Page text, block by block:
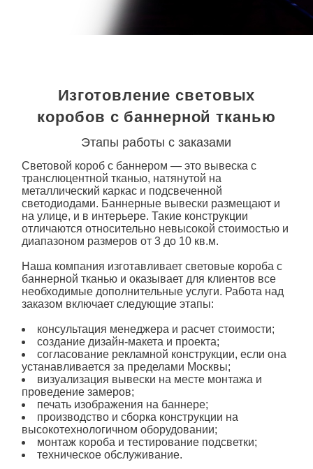
Изготовление световых
коробов с баннерной тканью
Этапы работы с заказами
Световой коробс баннером — это вывеска с
транслюцентной тканью, натянутой на
металлический каркас и подсвеченной
светодиодами. Баннерные вывески размещают и
на улице, и в интерьере. Такие конструкции
отличаются относительно невысокой стоимостью и
диапазоном размеров от 3 до 10 кв.м.
Наша компания изготавливает световые короба с
баннерной тканью и оказывает для клиентов все
необходимые дополнительные услуги. Работа над
заказом включает следующие этапы:
консультация менеджера и расчет стоимости;
создание дизайн-макета и проекта;
согласование рекламной конструкции, если она
устанавливается за пределами Москвы;
визуализация вывески на месте монтажа и
проведение замеров;
печать изображения на баннере;
производство и сборка конструкции на
высокотехнологичном оборудовании;
монтаж коробаи тестирование подсветки;
техническое обслуживание.